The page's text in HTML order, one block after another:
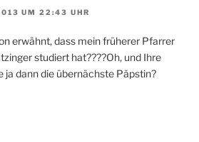
UM 22:43 UHR
erwähnt, dass mein früherer Pfarrer
studiert hat????Oh, und Ihre
ja dann die übernächste Päpstin?